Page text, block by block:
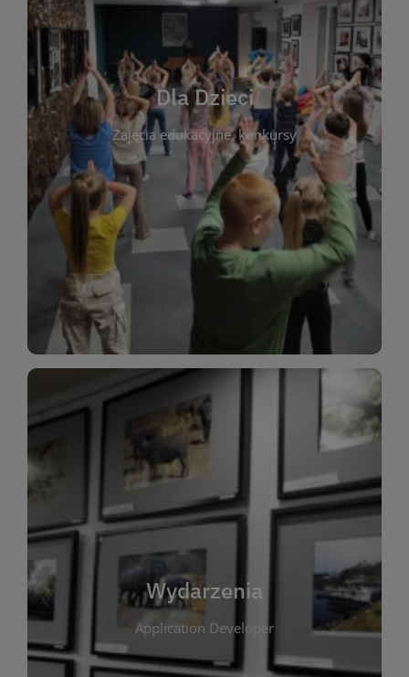
Dla Dzieci
Zajęcia edukacyjne, konkursy
Dla Dzieci
To miejsce stworzone z myślą o najmłodszych
czytelnikach i ich rodzicach. Znajdziesz tu
informacje o zajęciach edukacyjnych, konkursach
plastycznych i spotkaniach z autorami książek dla
dzieci. Biblioteka oferuje bogaty wybór bajek,
opowiadań i lektur szkolnych, a także przyjazny
kącik do wspólnego czytania. Pragniemy
rozbudzać miłość do książek od najmłodszych lat.
Zapraszamy do wspólnej zabawy i odkrywania
świata literatury!
Wydarzenia
Application Developer
Wydarzenia
W tej zakładce publikujemy informacje o
wszystkich wydarzeniach organizowanych przez
bibliotekę. Znajdziesz tu zapowiedzi spotkań
autorskich, warsztatów, prelekcji i zajęć
tematycznych dla różnych grup wiekowych. Każde
wydarzenie ma na celu promowanie kultury
czytelniczej oraz integrację społeczności lokalnej.
Dzięki kalendarzowi wydarzeń możesz łatwo